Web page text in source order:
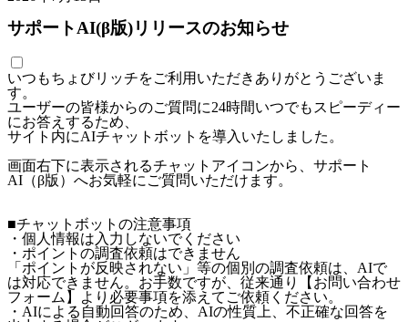
サポートAI(β版)リリースのお知らせ
いつもちょびリッチをご利用いただきありがとうございま
す。
ユーザーの皆様からのご質問に24時間いつでもスピーディー
にお答えするため、
サイト内にAIチャットボットを導入いたしました。
画面右下に表示されるチャットアイコンから、サポート
AI（β版）へお気軽にご質問いただけます。
■チャットボットの注意事項
・個人情報は入力しないでください
・ポイントの調査依頼はできません
「ポイントが反映されない」等の個別の調査依頼は、AIで
は対応できません。お手数ですが、従来通り【お問い合わせ
フォーム】より必要事項を添えてご依頼ください。
・AIによる自動回答のため、AIの性質上、不正確な回答を